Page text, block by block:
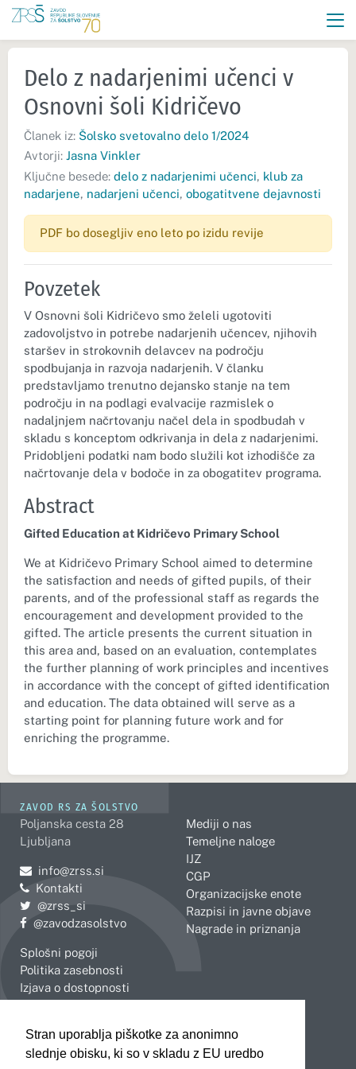
Stran uporablja piškotke za anonimno
slednje obisku, ki so v skladu z EU uredbo
Delo z nadarjenimi učenci v
Osnovni šoli Kidričevo
Članek iz: Šolsko svetovalno delo 1/2024
Avtorji: Jasna Vinkler
Ključne besede: delo z nadarjenimi učenci, klub za
nadarjene, nadarjeni učenci, obogatitvene dejavnosti
PDF bo dosegljiv eno leto po izidu revije
Povzetek
V Osnovni šoli Kidričevo smo želeli ugotoviti
zadovoljstvo in potrebe nadarjenih učencev, njihovih
staršev in strokovnih delavcev na področju
spodbujanja in razvoja nadarjenih. V članku
predstavljamo trenutno dejansko stanje na tem
področju in na podlagi evalvacije razmislek o
nadaljnjem načrtovanju načel dela in spodbudah v
skladu s konceptom odkrivanja in dela z nadarjenimi.
Pridobljeni podatki nam bodo služili kot izhodišče za
načrtovanje dela v bodoče in za obogatitev programa.
Abstract
Gifted Education at Kidričevo Primary School
We at Kidričevo Primary School aimed to determine
the satisfaction and needs of gifted pupils, of their
parents, and of the professional staff as regards the
encouragement and development provided to the
gifted. The article presents the current situation in
this area and, based on an evaluation, contemplates
the further planning of work principles and incentives
in accordance with the concept of gifted identification
and education. The data obtained will serve as a
starting point for planning future work and for
enriching the programme.
ZAVOD RS ZA ŠOLSTVO
Poljanska cesta 28
Ljubljana
Pošljite e-mail na
info@zrss.si
Kontakti
Pojdite na Twitter:
@zrss_si
Pojdite na Facebook:
@zavodzasolstvo
Splošni pogoji
Politika zasebnosti
Izjava o dostopnosti
Mediji o nas
Temeljne naloge
IJZ
CGP
Organizacijske enote
Razpisi in javne objave
Nagrade in priznanja
Celje
Koper
Novo mesto
Slovenj Gradec